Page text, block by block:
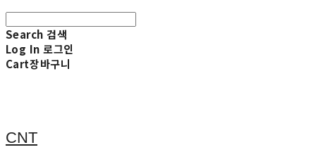
Search 검색
Log In 로그인
Cart장바구니
CNT